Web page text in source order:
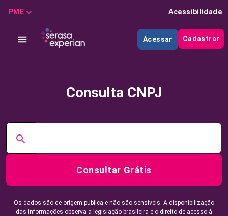
PME Acessibilidade
Acessar Cadastrar
Consulta CNPJ
Consultar Grátis
Os dados são de origem pública e não são sensíveis. A disponibilização
das informações observa a legislação brasileira e o direito de acesso à